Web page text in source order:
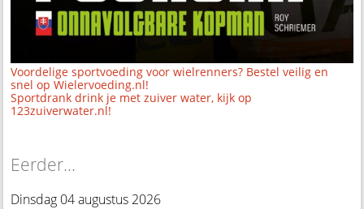
Voordelige sportvoeding voor wielrenners? Bestel veilig en
snel op Wielervoeding.nl!
Sportdrank drink je met zuiver water, kijk op
123zuiverwater.nl!
Eerder...
Dinsdag 04 augustus 2026